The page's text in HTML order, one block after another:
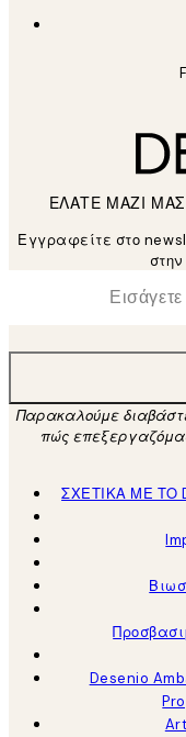
ΕΛΑΤΕ ΜΑΖΙ
Εγγραφείτε στο
Ηλεκτρονική
Παρακαλούμε
πώς
ΣΧΕΤΙΚΑ ΜΕ ΤΟ
Desenio